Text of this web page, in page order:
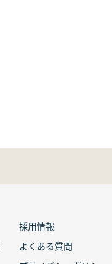
採用情報
よくある質問